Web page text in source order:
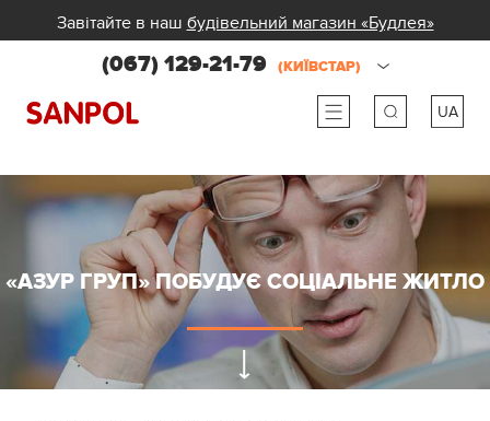
Завітайте в наш будівельний магазин «Будлея»
(067) 129-21-79 (КИЇВСТАР)
UA
ua
«АЗУР ГРУП» ПОБУДУЄ СОЦІАЛЬНЕ ЖИТЛО